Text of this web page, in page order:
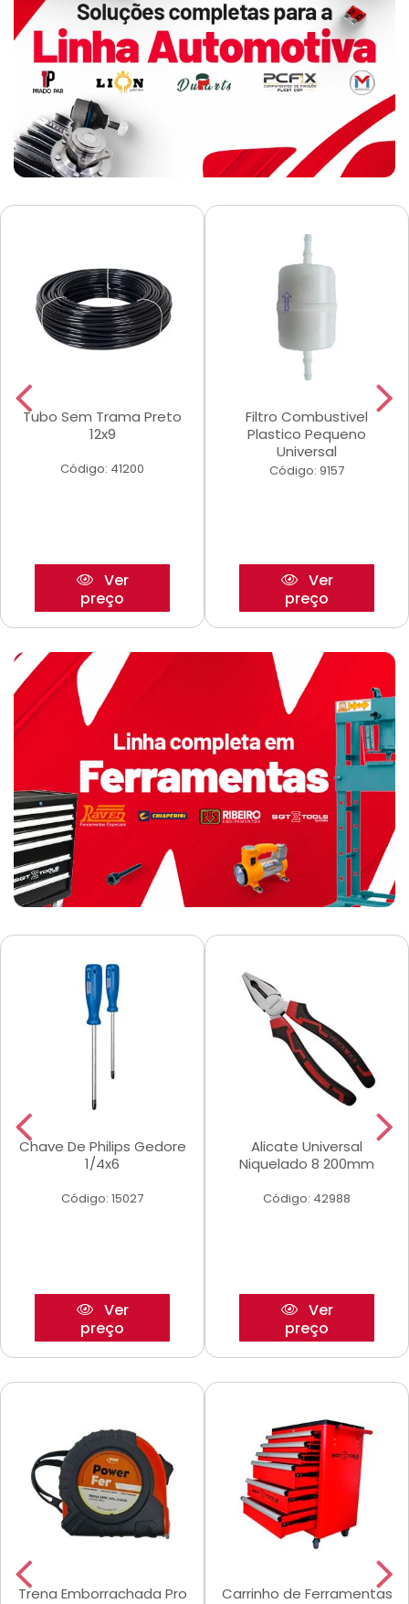
Tubo Sem Trama Preto
12x9
Código: 41200
Ver
preço
Filtro Combustivel
Plastico Pequeno
Universal
Código: 9157
Ver
preço
Chave De Philips Gedore
1/4x6
Código: 15027
Ver
preço
Alicate Universal
Niquelado 8 200mm
Código: 42988
Ver
preço
Trena Emborrachada Pro
Carrinho de Ferramentas